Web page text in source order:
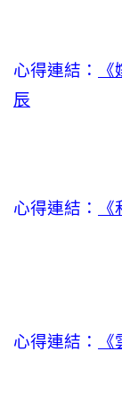
心得連結：
辰
心得連結：
心得連結：